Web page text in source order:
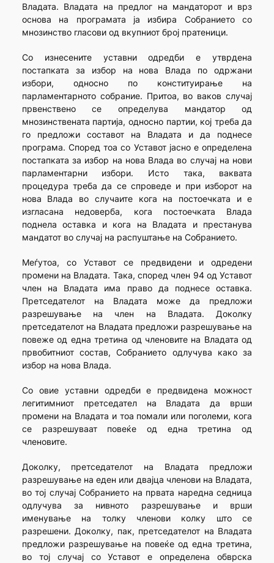
Владата. Владата на предлог на мандаторот и врз
основа на програмата ја избира Собранието со
мнозинство гласови од вкупниот број пратеници.
Со изнесените уставни одредби е утврдена
постапката за избор на нова Влада по одржани
избори, односно по конституирање на
парламентарното собрание. Притоа, во ваков случај
првенствено се определува мандатор од
мнозинствената партија, односно партии, кој треба да
го предложи составот на Владата и да поднесе
програма. Според тоа со Уставот јасно е определена
постапката за избор на нова Влада во случај на нови
парламентарни избори. Исто така, ваквата
процедура треба да се спроведе и при изборот на
нова Влада во случаите кога на постоечката и е
изгласана недоверба, кога постоечката Влада
поднела оставка и кога на Владата и престанува
мандатот во случај на распуштање на Собранието.
Меѓутоа, со Уставот се предвидени и одредени
промени на Владата. Така, според член 94 од Уставот
член на Владата има право да поднесе оставка.
Претседателот на Владата може да предложи
разрешување на член на Владата. Доколку
претседателот на Владата предложи разрешување на
повеже од една третина од членовите на Владата од
првобитниот состав, Собранието одлучува како за
избор на нова Влада.
Со овие уставни одредби е предвидена можност
легитимниот претседател на Владата да врши
промени на Владата и тоа помали или поголеми, кога
се разрешуваат повеќе од една третина од
членовите.
Доколку, претседателот на Владата предложи
разрешување на еден или двајца членови на Владата,
во тој случај Собранието на првата наредна седница
одлучува за нивното разрешување и врши
именување на толку членови колку што се
разрешени. Доколку, пак, претседателот на Владата
предложи разрешување на повеќе од една третина,
во тој случај со Уставот е определена обврска